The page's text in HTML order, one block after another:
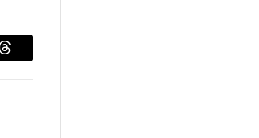
Threads